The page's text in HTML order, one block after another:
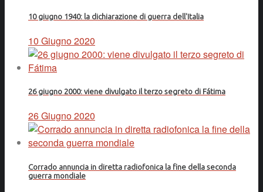
10 giugno 1940: la dichiarazione di guerra dell'Italia
10 Giugno 2020
26 giugno 2000: viene divulgato il terzo segreto di Fátima
26 Giugno 2020
Corrado annuncia in diretta radiofonica la fine della seconda
guerra mondiale